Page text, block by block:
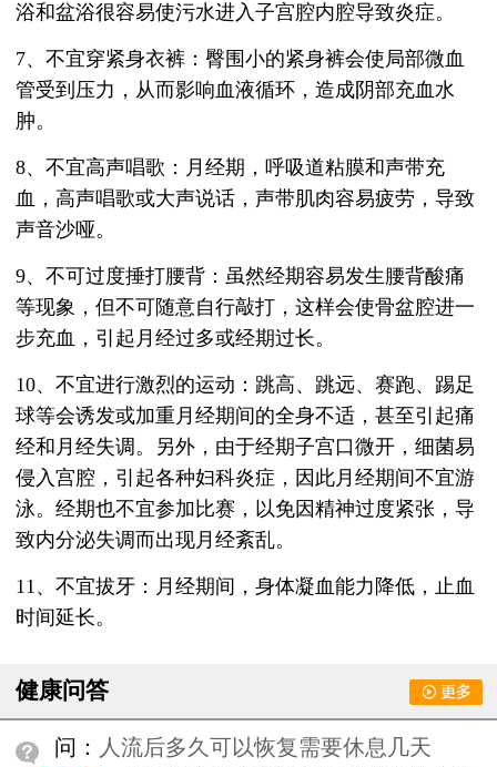
浴和盆浴很容易使污水进入子宫腔内腔导致炎症。
7、不宜穿紧身衣裤：臀围小的紧身裤会使局部微血
管受到压力，从而影响血液循环，造成阴部充血水
肿。
8、不宜高声唱歌：月经期，呼吸道粘膜和声带充
血，高声唱歌或大声说话，声带肌肉容易疲劳，导致
声音沙哑。
9、不可过度捶打腰背：虽然经期容易发生腰背酸痛
等现象，但不可随意自行敲打，这样会使骨盆腔进一
步充血，引起月经过多或经期过长。
10、不宜进行激烈的运动：跳高、跳远、赛跑、踢足
球等会诱发或加重月经期间的全身不适，甚至引起痛
经和月经失调。另外，由于经期子宫口微开，细菌易
侵入宫腔，引起各种妇科炎症，因此月经期间不宜游
泳。经期也不宜参加比赛，以免因精神过度紧张，导
致内分泌失调而出现月经紊乱。
11、不宜拔牙：月经期间，身体凝血能力降低，止血
时间延长。
健康问答
问： 人流后多久可以恢复需要休息几天